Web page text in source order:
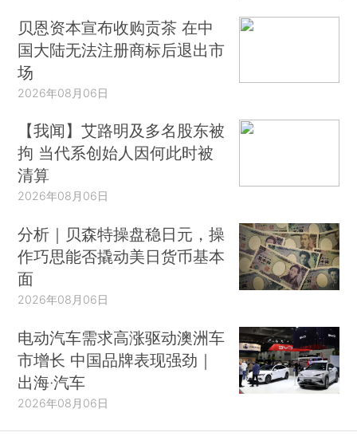
贝恩资本宣布收购贡茶 在中
国大陆无法注册商标后退出市
场
2026年08月06日
【我闻】艾路明及多名股东被
拘 当代系创始人因何此时被
清算
2026年08月06日
分析｜贝森特操盘稳日元，操
作巧思能否撬动美日货币基本
面
2026年08月06日
电动汽车需求高涨驱动澳洲车
市增长 中国品牌表现强劲｜
出海·汽车
2026年08月06日